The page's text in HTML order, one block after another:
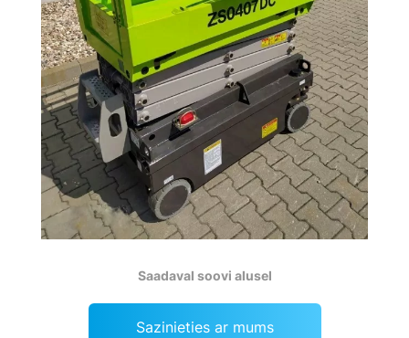
Saadaval soovi alusel
Sazinieties ar mums